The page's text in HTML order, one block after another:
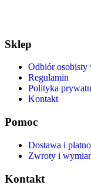
Sklep
Odbiór osobisty
Regulamin
Polityka
Kontakt
Pomoc
Dostawa i
Zwroty i
Kontakt